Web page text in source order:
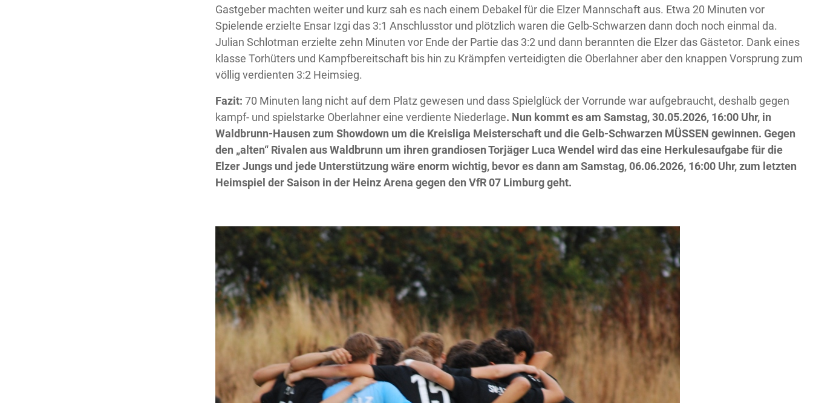
Gastgeber machten weiter und kurz sah es nach einem Debakel für die Elzer Mannschaft aus. Etwa 20 Minuten vor
Spielende erzielte Ensar Izgi das 3:1 Anschlusstor und plötzlich waren die Gelb-Schwarzen dann doch noch einmal da.
Julian Schlotman erzielte zehn Minuten vor Ende der Partie das 3:2 und dann berannten die Elzer das Gästetor. Dank eines
klasse Torhüters und Kampfbereitschaft bis hin zu Krämpfen verteidigten die Oberlahner aber den knappen Vorsprung zum
völlig verdienten 3:2 Heimsieg.
Fazit: 70 Minuten lang nicht auf dem Platz gewesen und dass Spielglück der Vorrunde war aufgebraucht, deshalb gegen
kampf- und spielstarke Oberlahner eine verdiente Niederlage. Nun kommt es am Samstag, 30.05.2026, 16:00 Uhr, in
Waldbrunn-Hausen zum Showdown um die Kreisliga Meisterschaft und die Gelb-Schwarzen MÜSSEN gewinnen. Gegen
den „alten“ Rivalen aus Waldbrunn um ihren grandiosen Torjäger Luca Wendel wird das eine Herkulesaufgabe für die
Elzer Jungs und jede Unterstützung wäre enorm wichtig, bevor es dann am Samstag, 06.06.2026, 16:00 Uhr, zum letzten
Heimspiel der Saison in der Heinz Arena gegen den VfR 07 Limburg geht.